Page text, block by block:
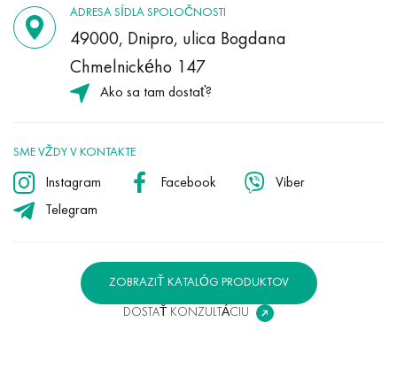
ADRESA SÍDLA SPOLOČNOSTI
49000, Dnipro, ulica Bogdana
Chmelnického 147
Ako sa tam dostať?
SME VŽDY V KONTAKTE
Instagram Facebook
Viber
Telegram
ZOBRAZIŤ KATALÓG PRODUKTOV
DOSTAŤ KONZULTÁCIU